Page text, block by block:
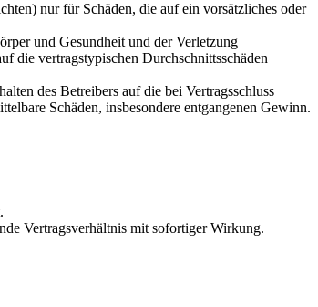
nur für Schäden, die auf ein vorsätzliches oder
und Gesundheit und der Verletzung
die vertragstypischen Durchschnittsschäden
des Betreibers auf die bei Vertragsschluss
Schäden, insbesondere entgangenen Gewinn.
Vertragsverhältnis mit sofortiger Wirkung.